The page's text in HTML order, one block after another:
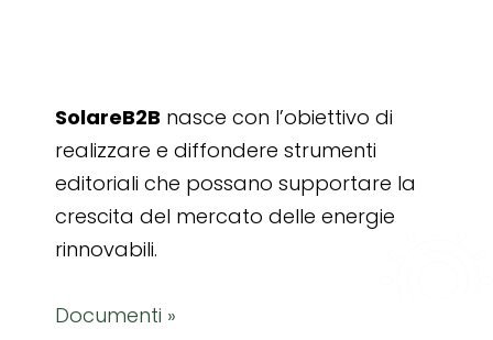
SolareB2B nasce con l’obiettivo di
realizzare e diffondere strumenti
editoriali che possano supportare la
crescita del mercato delle energie
rinnovabili.
Documenti »